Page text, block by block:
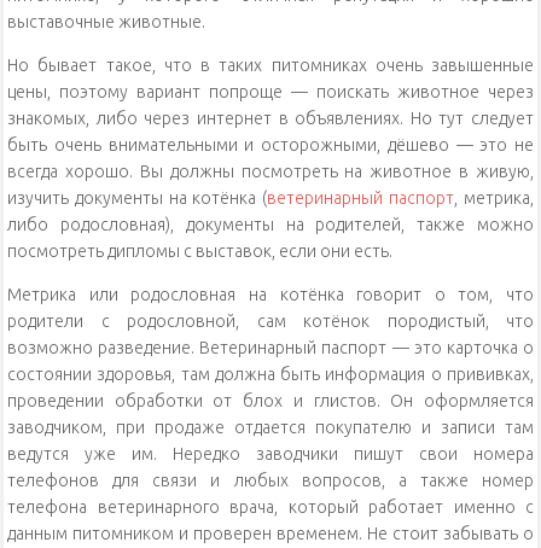
выставочные животные.
Но бывает такое, что в таких питомниках очень завышенные
цены, поэтому вариант попроще — поискать животное через
знакомых, либо через интернет в объявлениях. Но тут следует
быть очень внимательными и осторожными, дёшево — это не
всегда хорошо. Вы должны посмотреть на животное в живую,
изучить документы на котёнка (ветеринарный паспорт , метрика,
либо родословная), документы на родителей, также можно
посмотреть дипломы с выставок, если они есть.
Метрика или родословная на котёнка говорит о том, что
родители с родословной, сам котёнок породистый, что
возможно разведение. Ветеринарный паспорт — это карточка о
состоянии здоровья, там должна быть информация о прививках,
проведении обработки от блох и глистов. Он оформляется
заводчиком, при продаже отдается покупателю и записи там
ведутся уже им. Нередко заводчики пишут свои номера
телефонов для связи и любых вопросов, а также номер
телефона ветеринарного врача, который работает именно с
данным питомником и проверен временем. Не стоит забывать о